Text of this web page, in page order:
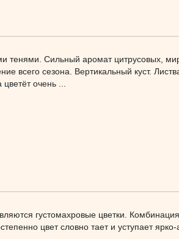
тенями. Сильный аромат цитрусовых,
всего сезона. Вертикальный куст.
очень ...
густомахровые цветки.
цвет словно тает и уступает